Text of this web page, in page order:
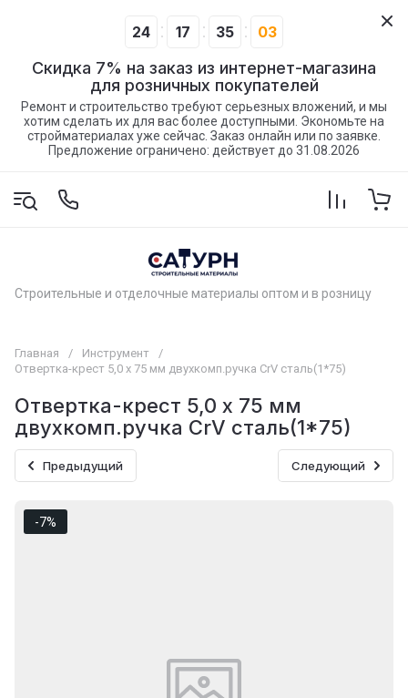
24 17 35 02
Скидка 7% на заказ из интернет-магазина
для розничных покупателей
Ремонт и строительство требуют серьезных вложений, и мы
хотим сделать их для вас более доступными. Экономьте на
стройматериалах уже сейчас. Заказ онлайн или по заявке.
Предложение ограничено: действует до 31.08.2026
Строительные и отделочные материалы оптом и в розницу
Главная / Инструмент
/
Отвертка-крест 5,0 х 75 мм двухкомп.ручка CrV сталь(1*75)
Отвертка-крест 5,0 х 75 мм
двухкомп.ручка CrV сталь(1*75)
Предыдущий Следующий
-7%